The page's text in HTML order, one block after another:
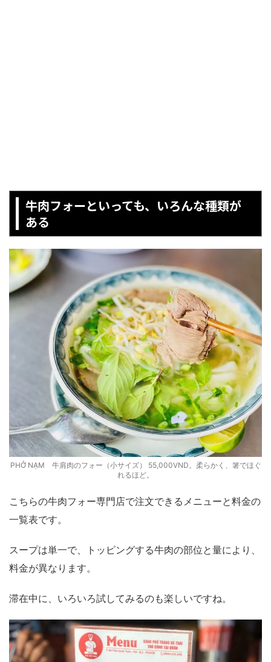
牛肉フォーといっても、いろんな種類が
ある
PHỞ NẠM 牛肩肉のフォー（小サイズ） 55,000VND。柔らかく、箸でほぐ
れるほど。
こちらの牛肉フォー専門店で注文できるメニューと料金の
一覧表です。
スープは単一で、トッピングする牛肉の部位と量により、
料金が異なります。
滞在中に、いろいろ試してみるのも楽しいですね。